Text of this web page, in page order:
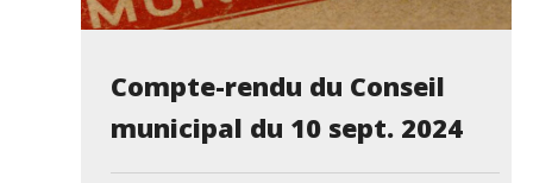
Compte-rendu du Conseil
municipal du 10 sept. 2024